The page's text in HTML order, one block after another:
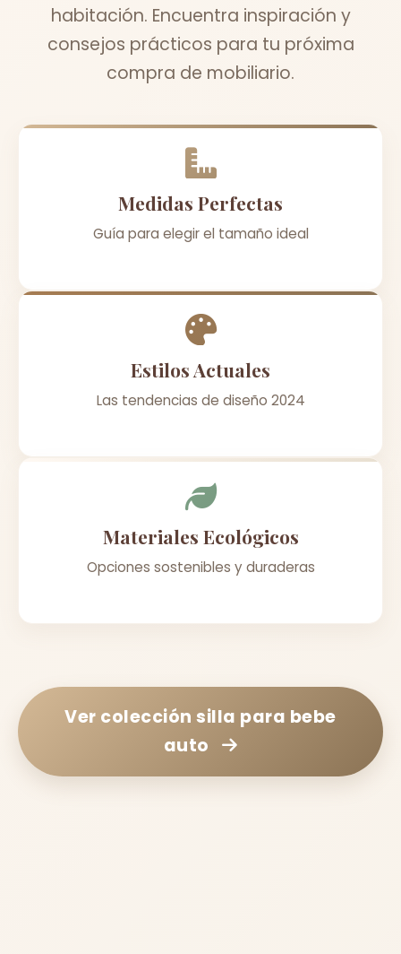
habitación. Encuentra inspiración y
consejos prácticos para tu próxima
compra de mobiliario.
Medidas Perfectas
Guía para elegir el tamaño ideal
Estilos Actuales
Las tendencias de diseño 2024
Materiales Ecológicos
Opciones sostenibles y duraderas
Ver colecciónsilla para bebe
auto